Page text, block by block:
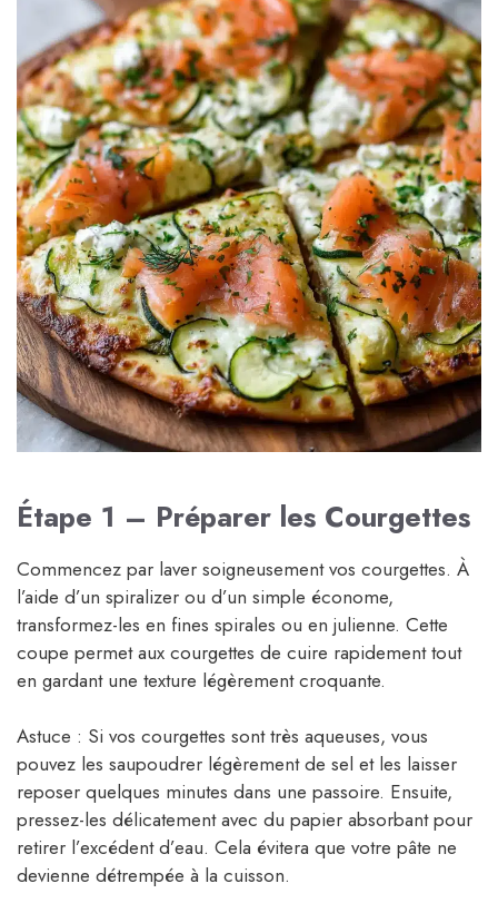
Étape 1 – Préparer les Courgettes
Commencez par laver soigneusement vos courgettes. À
l’aide d’un spiralizer ou d’un simple économe,
transformez-les en fines spirales ou en julienne. Cette
coupe permet aux courgettes de cuire rapidement tout
en gardant une texture légèrement croquante.
Astuce : Si vos courgettes sont très aqueuses, vous
pouvez les saupoudrer légèrement de sel et les laisser
reposer quelques minutes dans une passoire. Ensuite,
pressez-les délicatement avec du papier absorbant pour
retirer l’excédent d’eau. Cela évitera que votre pâte ne
devienne détrempée à la cuisson.